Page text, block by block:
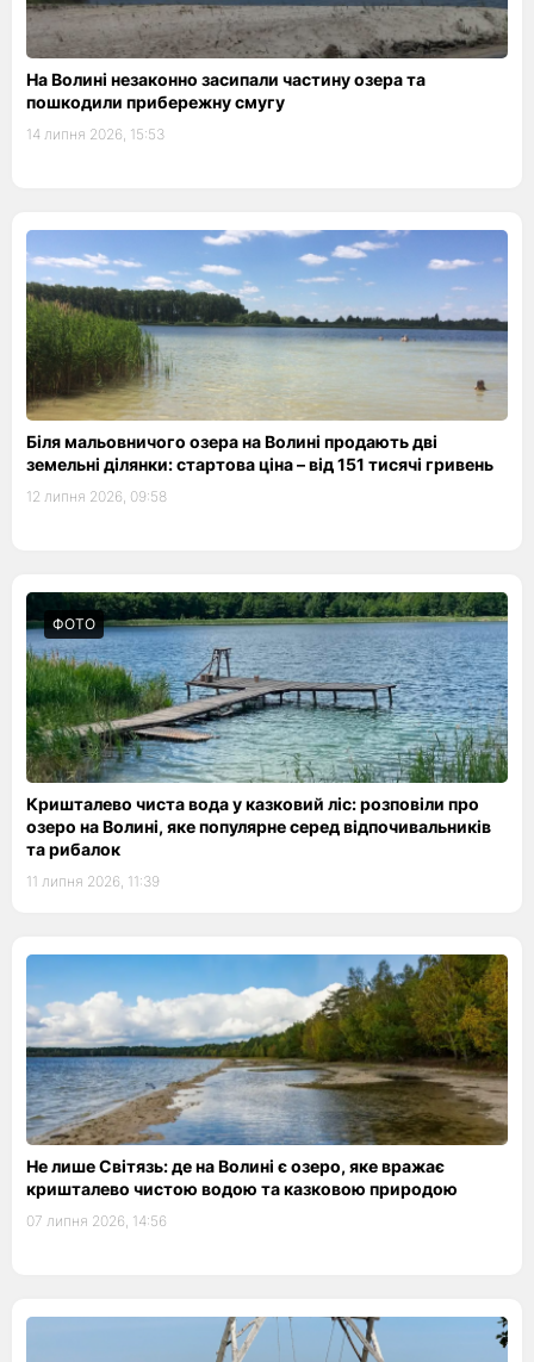
На Волині незаконно засипали частину озера та
пошкодили прибережну смугу
14 липня 2026, 15:53
Біля мальовничого озера на Волині продають дві
земельні ділянки: стартова ціна – від 151 тисячі гривень
12 липня 2026, 09:58
ФОТО
Кришталево чиста вода у казковий ліс: розповіли про
озеро на Волині, яке популярне серед відпочивальників
та рибалок
11 липня 2026, 11:39
Не лише Світязь: де на Волині є озеро, яке вражає
кришталево чистою водою та казковою природою
07 липня 2026, 14:56